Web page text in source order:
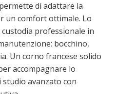
di adattare la
un comfort ottimale. Lo
professionale in
bocchino,
Un corno francese solido
accompagnare lo
avanzato con